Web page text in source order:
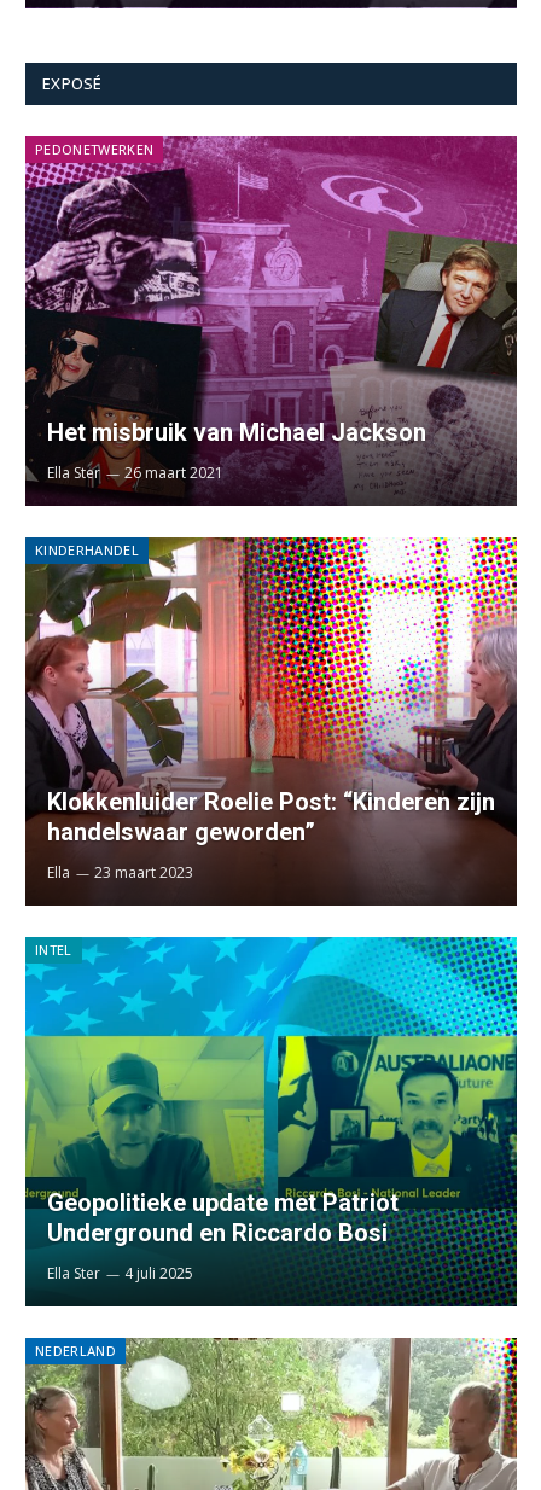
EXPOSÉ
PEDONETWERKEN
Het misbruik van Michael Jackson
Ella Ster 26 maart 2021
KINDERHANDEL
Klokkenluider Roelie Post: “Kinderen zijn
handelswaar geworden”
Ella 23 maart 2023
INTEL
Geopolitieke update met Patriot
Underground en Riccardo Bosi
Ella Ster 4 juli 2025
NEDERLAND